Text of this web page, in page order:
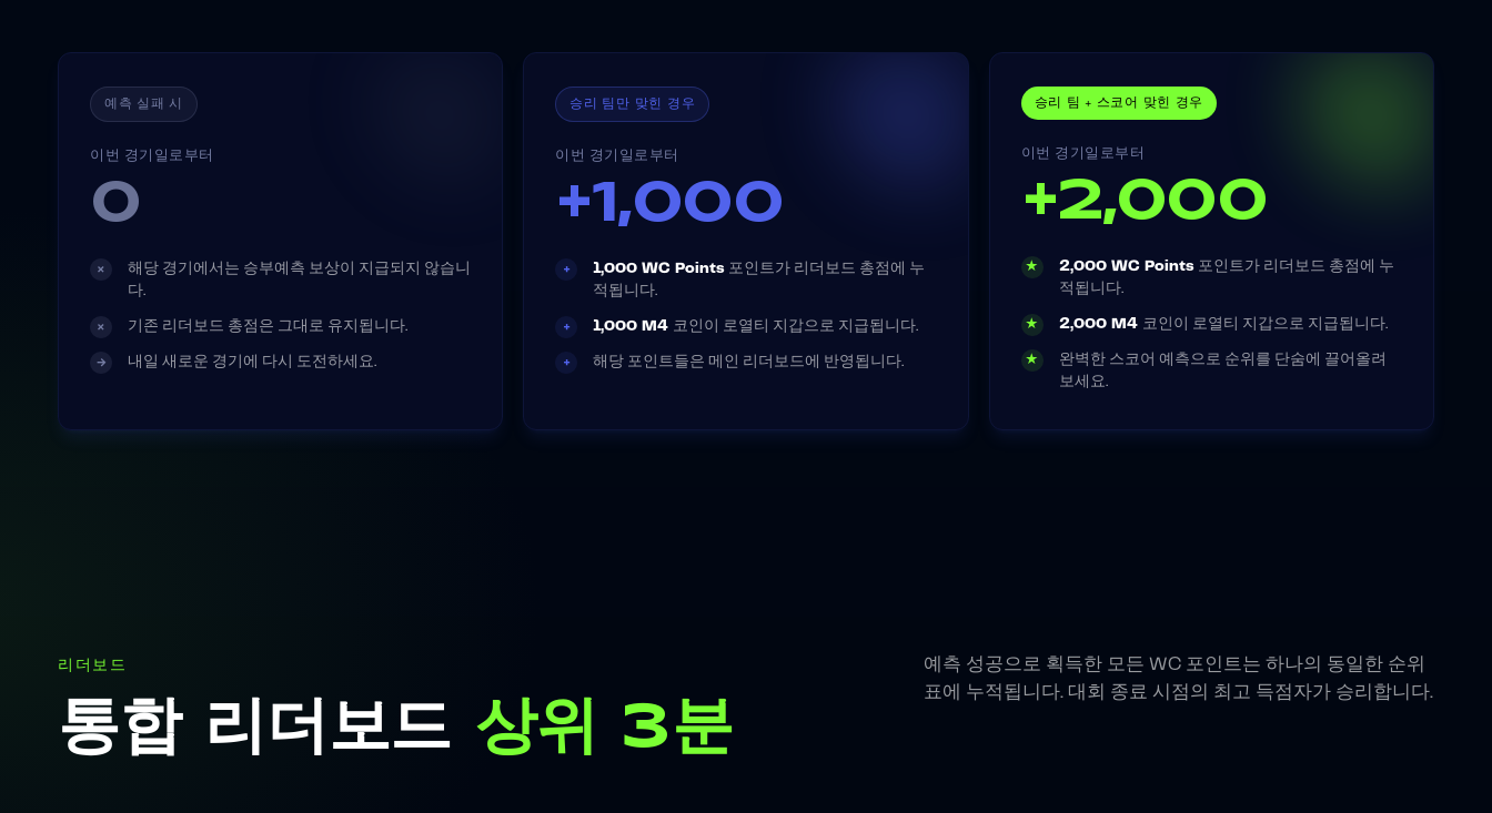
예측 실패 시
이번 경기일로부터
0
×
해당 경기에서는 승부예측 보상이 지급되지 않습니
다.
× 기존 리더보드 총점은 그대로 유지됩니다.
→ 내일 새로운 경기에 다시 도전하세요.
승리 팀만 맞힌 경우
이번 경기일로부터
+1,000
+ 1,000 WC Points 포인트가 리더보드 총점에 누
적됩니다.
+ 1,000 M4 코인이 로열티 지갑으로 지급됩니다.
+ 해당 포인트들은 메인 리더보드에 반영됩니다.
승리 팀 + 스코어 맞힌 경우
이번 경기일로부터
+2,000
★ 2,000 WC Points포인트가 리더보드 총점에 누
적됩니다.
★ 2,000 M4 코인이 로열티 지갑으로 지급됩니다.
★
완벽한 스코어 예측으로 순위를 단숨에 끌어올려
보세요.
리더보드
통합 리더보드 상위 3분
예측 성공으로 획득한 모든 WC 포인트는 하나의 동일한 순위
표에 누적됩니다. 대회 종료 시점의 최고 득점자가 승리합니다.